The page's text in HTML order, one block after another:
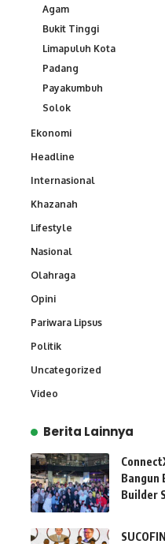
Agam
Bukit Tinggi
Limapuluh Kota
Padang
Payakumbuh
Solok
Ekonomi
Headline
Internasional
Khazanah
Lifestyle
Nasional
Olahraga
Opini
Pariwara Lipsus
Politik
Uncategorized
Video
Berita Lainnya
Bangun
Builder